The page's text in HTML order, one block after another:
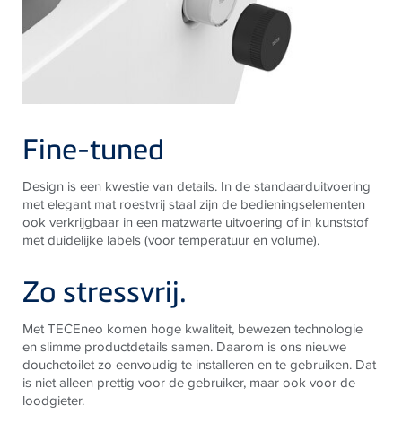
Fine-tuned
Design is een kwestie van details. In de standaarduitvoering
met elegant mat roestvrij staal zijn de bedieningselementen
ook verkrijgbaar in een matzwarte uitvoering of in kunststof
met duidelijke labels (voor temperatuur en volume).
Zo stressvrij.
Met TECEneo komen hoge kwaliteit, bewezen technologie
en slimme productdetails samen. Daarom is ons nieuwe
douchetoilet zo eenvoudig te installeren en te gebruiken. Dat
is niet alleen prettig voor de gebruiker, maar ook voor de
loodgieter.